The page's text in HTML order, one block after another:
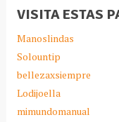
VISITA ESTAS
Manoslindas
Solountip
bellezaxsiempre
Lodijoella
mimundomanual